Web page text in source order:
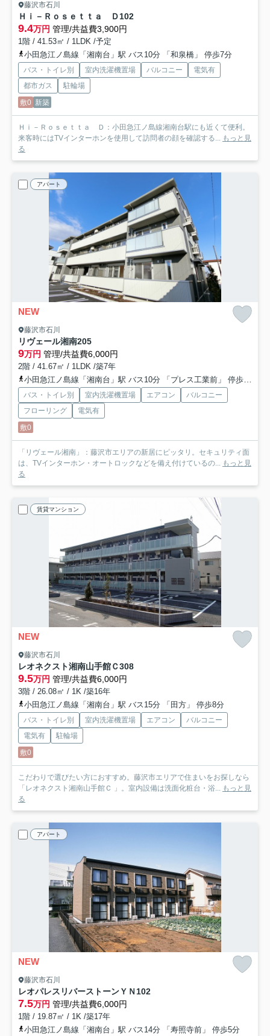
藤沢市石川
Ｈｉ－Ｒｏｓｅｔｔａ Ｄ102
9.4万円 管理/共益費3,900円
1階 / 41.53㎡ / 1LDK /予定
小田急江ノ島線「湘南台」駅 バス10分 「和泉橋」 停歩7分
バス・トイレ別 室内洗濯機置場 バルコニー
電気有
都市ガス
駐輪場
敷0 新築
Ｈｉ－Ｒｏｓｅｔｔａ Ｄ：小田急江ノ島線湘南台駅にも近くて便利。
来客時にはTVインターホンを使用して訪問者の顔を確認する... もっと見
る
アパート
NEW
藤沢市石川
リヴェール湘南205
9万円 管理/共益費6,000円
2階 / 41.67㎡ / 1LDK /築7年
小田急江ノ島線「湘南台」駅 バス10分 「プレス工業前」 停歩3分
バス・トイレ別 室内洗濯機置場 エアコン
バルコニー
フローリング
電気有
敷0
「リヴェール湘南」：藤沢市エリアの新居にピッタリ。セキュリティ面
は、TVインターホン・オートロックなどを備え付けているの... もっと見
る
賃貸マンション
NEW
藤沢市石川
レオネクスト湘南山手館Ｃ308
9.5万円 管理/共益費6,000円
3階 / 26.08㎡ / 1K /築16年
小田急江ノ島線「湘南台」駅 バス15分 「田方」 停歩8分
バス・トイレ別 室内洗濯機置場 エアコン
バルコニー
電気有
駐輪場
敷0
こだわりで選びたい方におすすめ。藤沢市エリアで住まいをお探しなら
「レオネクスト湘南山手館Ｃ 」。室内設備は洗面化粧台・浴... もっと見
る
アパート
NEW
藤沢市石川
レオパレスリバーストーンＹＮ102
7.5万円 管理/共益費6,000円
1階 / 19.87㎡ / 1K /築17年
小田急江ノ島線「湘南台」駅 バス14分 「寿照寺前」 停歩5分